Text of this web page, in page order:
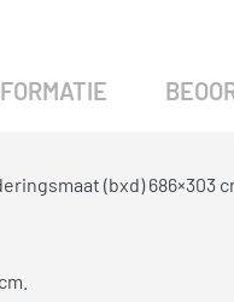
(bxd) 686×303